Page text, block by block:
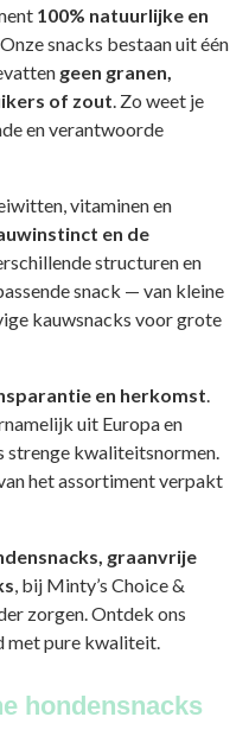
100% natuurlijke en
snacks bestaan uit één
geen granen,
of zout. Zo weet je
en verantwoorde
vitaminen en
en de
structuren en
snack — van kleine
kauwsnacks voor grote
en herkomst.
uit Europa en
strenge kwaliteitsnormen.
het assortiment verpakt
graanvrije
, bij Minty’s Choice &
zorgen. Ontdek ons
met pure kwaliteit.
hondensnacks